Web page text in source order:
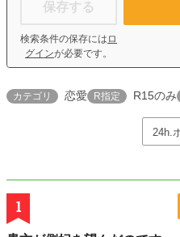
保存する
検索条件の保存には ロ
グインが必要です。
カテゴリ 恋愛 R指定 R15のみ
1